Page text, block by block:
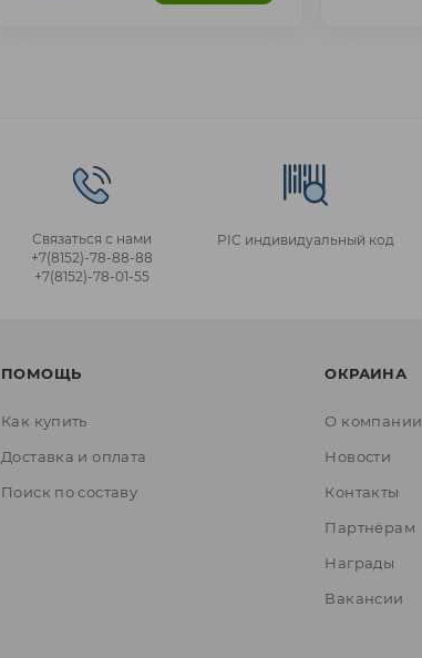
Связаться с нами
+7(8152)‑78‑88‑88
+7(8152)‑78‑01‑55
PIC индивидуальный код
ПОМОЩЬ
Как купить
Доставка и оплата
Поиск по составу
ОКРАИНА
О компании
Новости
Контакты
Партнёрам
Награды
Вакансии